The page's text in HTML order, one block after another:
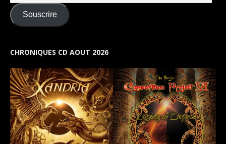
Souscrire
CHRONIQUES CD AOUT 2026